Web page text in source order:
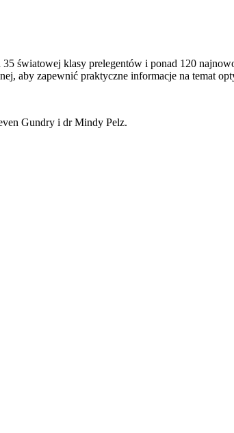
światowej klasy prelegentów i ponad 120
aby zapewnić praktyczne informacje na temat
Gundry i dr Mindy Pelz.